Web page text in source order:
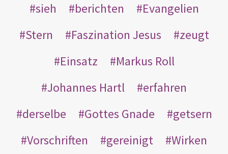
sieh
berichten
Evangelien
Stern
Faszination Jesus
zeugt
Einsatz
Markus Roll
Johannes Hartl
erfahren
derselbe
Gottes Gnade
getsern
Vorschriften
gereinigt
Wirken